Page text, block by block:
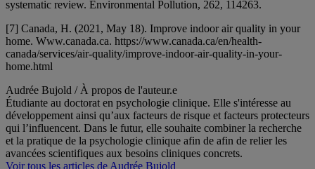
systematic review. Environmental Pollution, 262, 114263.
[7] Canada, H. (2021, May 18). Improve indoor air quality in your
home. Www.canada.ca. https://www.canada.ca/en/health-
canada/services/air-quality/improve-indoor-air-quality-in-your-
home.html
Audrée Bujold / À propos de l'auteur.e
Étudiante au doctorat en psychologie clinique. Elle s'intéresse au
développement ainsi qu’aux facteurs de risque et facteurs protecteurs
qui l’influencent. Dans le futur, elle souhaite combiner la recherche
et la pratique de la psychologie clinique afin de afin de relier les
avancées scientifiques aux besoins cliniques concrets.
Voir tous les articles de Audrée Bujold